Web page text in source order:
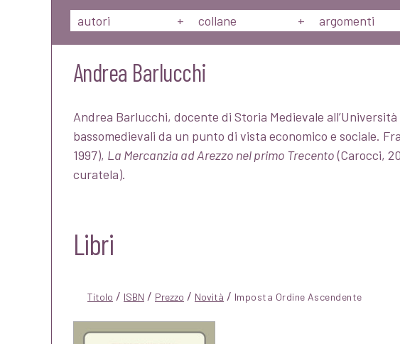
autori
+ collane + argomenti
Andrea Barlucchi
Andrea Barlucchi, docente di Storia Medievale
bassomedievali da un punto di vista economico e sociale.
1997), La Mercanzia ad Arezzo nel primo Trecento(Carocci,
curatela).
Libri
Titolo / ISBN / Prezzo / Novità /